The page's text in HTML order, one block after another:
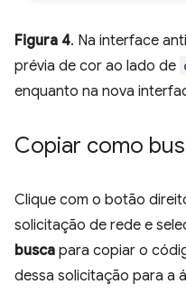
Figura 4. Na interface
prévia de cor ao lado de
enquanto na nova
Copiar como
Clique com o botão
solicitação de rede e
busca para copiar o
dessa solicitação para a